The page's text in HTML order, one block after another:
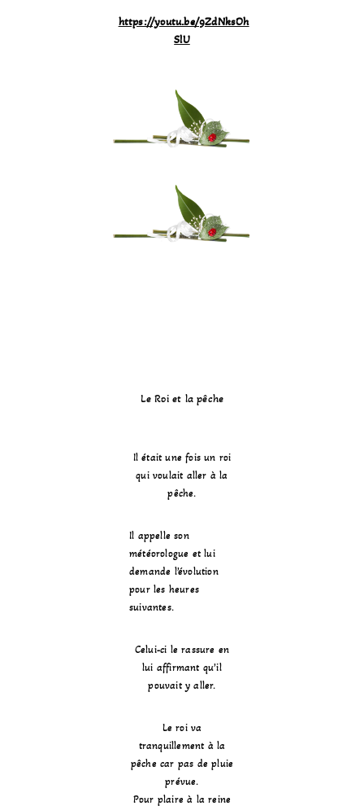
https://youtu.be/9ZdNksOh
SlU
Le Roi et la pêche
Il était une fois un roi
qui voulait aller à la
pêche.
Il appelle son
météorologue et lui
demande l’évolution
pour les heures
suivantes.
Celui-ci le rassure en
lui affirmant qu’il
pouvait y aller.
Le roi va
tranquillement à la
pêche car pas de pluie
prévue.
Pour plaire à la reine